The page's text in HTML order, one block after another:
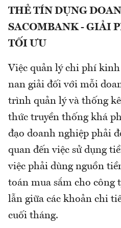
THẺ TÍN DỤNG
SACOMBANK - GIẢI
TỐI ƯU
Việc quản lý chi phí
nan giải đối với mỗi
trình quản lý và thống
thức truyền thống khá
đạo doanh nghiệp phải
quan đến việc sử dụng
việc phải dùng nguồn
toán mua sắm cho công
lẫn giữa các khoản chi
cuối tháng.